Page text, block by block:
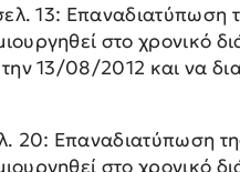
13: Επαναδιατύπωση
στο χρονικό
13/08/2012 και να
20: Επαναδιατύπωση
στο χρονικό